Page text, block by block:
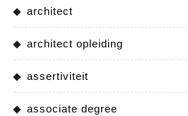
architect
architect opleiding
assertiviteit
associate degree